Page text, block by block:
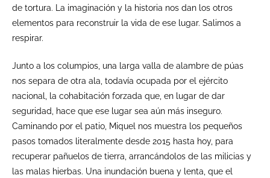
de tortura. La imaginación y la historia nos dan los otros
elementos para reconstruir la vida de ese lugar. Salimos a
respirar.
Junto a los columpios, una larga valla de alambre de púas
nos separa de otra ala, todavía ocupada por el ejército
nacional, la cohabitación forzada que, en lugar de dar
seguridad, hace que ese lugar sea aún más inseguro.
Caminando por el patio, Miquel nos muestra los pequeños
pasos tomados literalmente desde 2015 hasta hoy, para
recuperar pañuelos de tierra, arrancándolos de las milicias y
las malas hierbas. Una inundación buena y lenta, que el